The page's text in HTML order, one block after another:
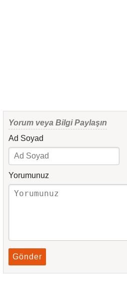
Yorum veya Bilgi Paylaşın
Ad Soyad
Yorumunuz
Gönder